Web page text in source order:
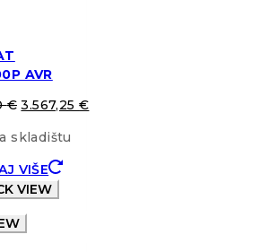
AVR
€ 3.567,25€
skladištu
VIŠE
VIEW